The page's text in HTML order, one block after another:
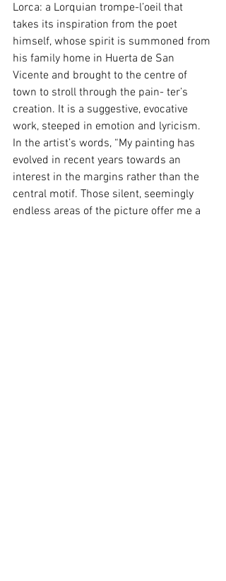
Lorca: a Lorquian trompe-l’oeil that
takes its inspiration from the poet
himself, whose spirit is summoned from
his family home in Huerta de San
Vicente and brought to the centre of
town to stroll through the pain- ter’s
creation. It is a suggestive, evocative
work, steeped in emotion and lyricism.
In the artist’s words, “My painting has
evolved in recent years towards an
interest in the margins rather than the
central motif. Those silent, seemingly
endless areas of the picture offer me a